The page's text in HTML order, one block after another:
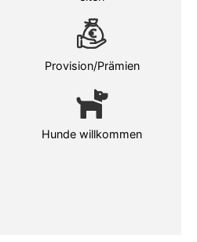
Provision/Prämien
Hunde willkommen